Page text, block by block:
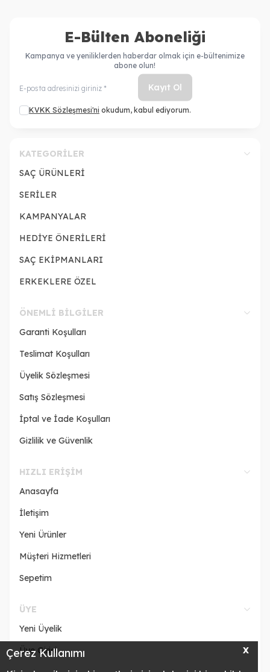
X
Çerez Kullanımı
E-Bülten Aboneliği
Kampanya ve yeniliklerden haberdar olmak için e-bültenimize
abone olun!
Kayıt Ol
KVKK Sözleşmesi'ni okudum, kabul ediyorum.
KATEGORILER
SAÇ ÜRÜNLERİ
SERİLER
KAMPANYALAR
HEDİYE ÖNERİLERİ
SAÇ EKİPMANLARI
ERKEKLERE ÖZEL
ÖNEMLI BILGILER
Garanti Koşulları
Teslimat Koşulları
Üyelik Sözleşmesi
Satış Sözleşmesi
İptal ve İade Koşulları
Gizlilik ve Güvenlik
HIZLI ERIŞIM
Anasayfa
İletişim
Yeni Ürünler
Müşteri Hizmetleri
Sepetim
ÜYE
Yeni Üyelik
Üye Girişi